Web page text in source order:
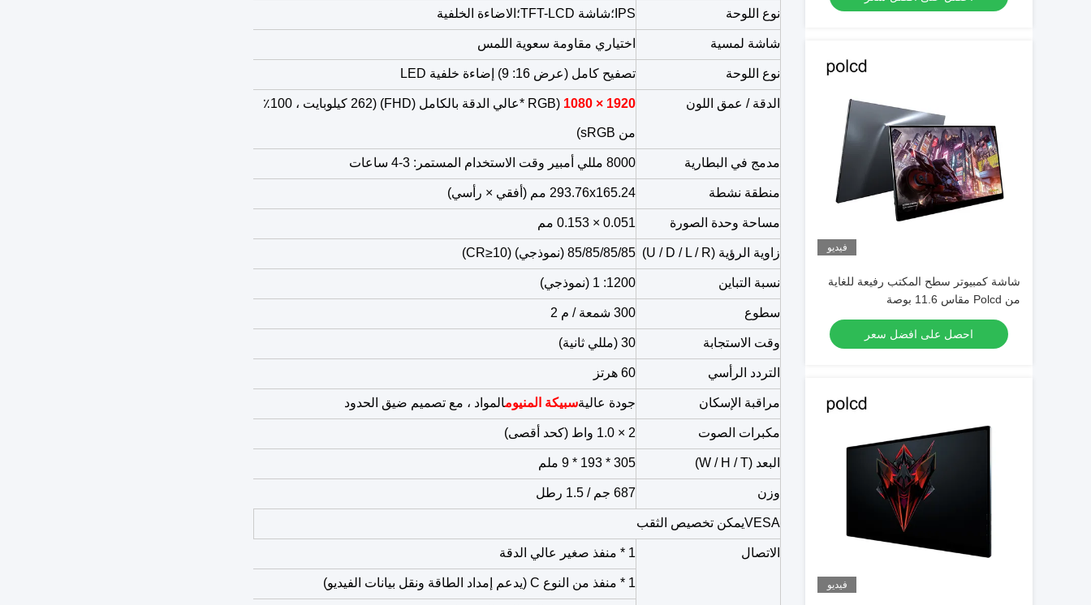
فيديو
شاشة كمبيوتر سطح المكتب رفيعة للغاية
من Polcd مقاس 11.6 بوصة
احصل على افضل سعر
فيديو
نوع اللوحة IPS ؛شاشة TFT-LCD ؛ الاضاءة الخلفية
شاشة لمسية اختياري مقاومة سعوية اللمس
نوع اللوحة تصفيح كامل (عرض 16: 9) إضاءة خلفية LED
الدقة / عمق اللون 1920 × 1080
(RGB * عالي الدقة بالكامل (FHD) (262 كيلوبايت ، 100٪
من sRGB)
مدمج في البطارية 8000 مللي أمبير وقت الاستخدام المستمر: 3-4 ساعات
منطقة نشطة 293.76x165.24 مم (أفقي × رأسي)
مساحة وحدة الصورة 0.051 × 0.153 مم
زاوية الرؤية (U / D / L / R) 85/85/85/85 (نموذجي) (CR≥10)
نسبة التباين 1200: 1 (نموذجي)
سطوع 300 شمعة / م 2
وقت الاستجابة 30 (مللي ثانية)
التردد الرأسي 60 هرتز
مراقبة الإسكان جودة عاليةسبيكة المنيومالمواد ، مع تصميم ضيق الحدود
مكبرات الصوت 2 × 1.0 واط (كحد أقصى)
البعد (W / H / T) 305 * 193 * 9 ملم
وزن 687 جم / 1.5 رطل
VESAيمكن تخصيص الثقب
الاتصال 1 * منفذ صغير عالي الدقة
1 * منفذ من النوع C (يدعم إمداد الطاقة ونقل بيانات الفيديو)